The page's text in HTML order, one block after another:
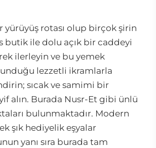
yürüyüş rotası olup birçok şirin
butik ile dolu açık bir caddeyi
ilerleyin ve bu yemek
lezzetli ikramlarla
sıcak ve samimi bir
alın. Burada Nusr-Et gibi ünlü
bulunmaktadır. Modern
şık hediyelik eşyalar
yanı sıra burada tam